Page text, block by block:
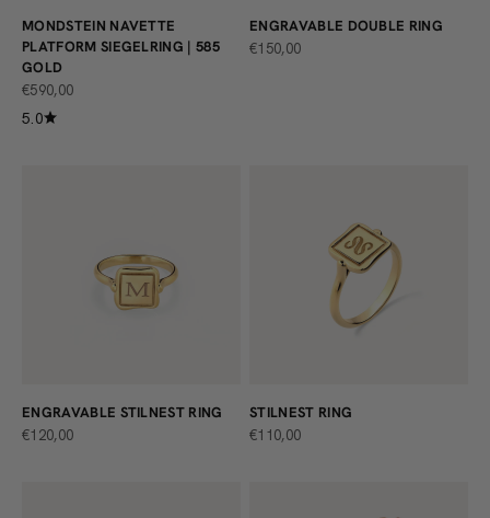
MONDSTEIN NAVETTE
PLATFORM SIEGELRING | 585
GOLD
ANGEBOT
€590,00
5.0
ENGRAVABLE DOUBLE RING
ANGEBOT
€150,00
ENGRAVABLE STILNEST RING
ANGEBOT
€120,00
STILNEST RING
ANGEBOT
€110,00